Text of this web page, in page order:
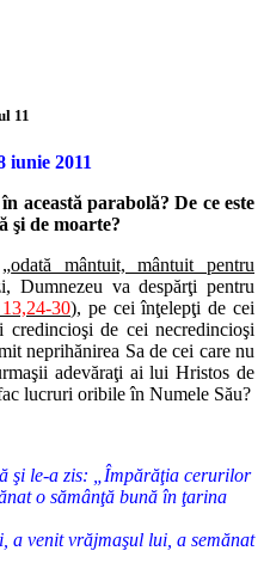
11
iunie 2011
această parabolă? De ce este
şi de moarte?
odată mântuit, mântuit pentru
Dumnezeu va despărţi pentru
30), pe cei înţelepţi de cei
credincioşi de cei necredincioşi
neprihănirea Sa de cei care nu
adevăraţi ai lui Hristos de
lucruri oribile în Numele Său?
şi le-a zis: „Împărăţia cerurilor
o sămânţă bună în ţarina
a venit vrăjmaşul lui, a semănat